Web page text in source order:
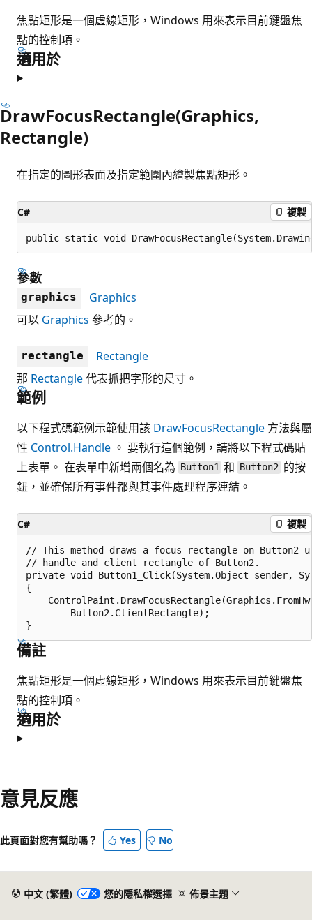
焦點矩形是一個虛線矩形，Windows 用來表示目前鍵盤焦
點的控制項。
適用於
DrawFocusRectangle(Graphics,
Rectangle)
在指定的圖形表面及指定範圍內繪製焦點矩形。
C# 複製
public static void
參數
graphics
Graphics
可以 Graphics 參考的。
rectangle
Rectangle
那 Rectangle代表抓把字形的尺寸。
範例
以下程式碼範例示範使用該 DrawFocusRectangle 方法與屬
性 Control.Handle 。 要執行這個範例，請將以下程式碼貼
上表單。 在表單中新增兩個名為 Button1 和 Button2 的按
鈕，並確保所有事件都與其事件處理程序連結。
C# 複製
// This method draws a focus rectangle on Button2
// handle and client rectangle of Button2.
private void Button1_Click(System.Object sender,
{
        Button2.ClientRectangle);
備註
焦點矩形是一個虛線矩形，Windows 用來表示目前鍵盤焦
點的控制項。
適用於
閱
讀
模
已
意見反應
此頁面對您有幫助嗎？ Yes No
中文 (繁體) 您的隱私權選擇 佈景主題